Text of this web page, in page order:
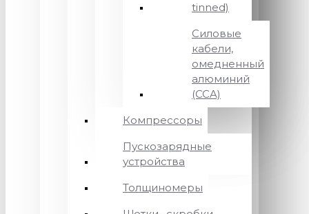
tinned)
Силовые
кабели,
омедненный
алюминий
(CCA)
Компрессоры
Пускозарядные
устройства
Толщиномеры